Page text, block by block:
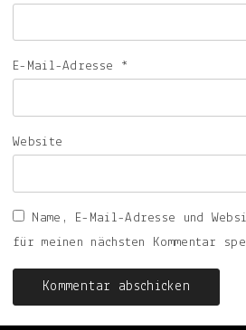
E-Mail-Adresse *
Website
Name, E-Mail-Adresse und
für meinen nächsten Kommentar